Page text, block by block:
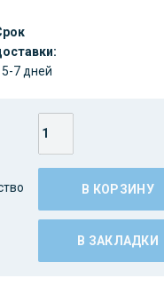
5-7 дней
В КОРЗИНУ
В ЗАКЛАДКИ